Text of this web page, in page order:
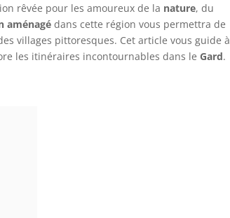
rêvée pour les amoureux de la nature, du
aménagédans cette région vous permettra de
villages pittoresques. Cet article vous guide à
les itinéraires incontournables dans le Gard.